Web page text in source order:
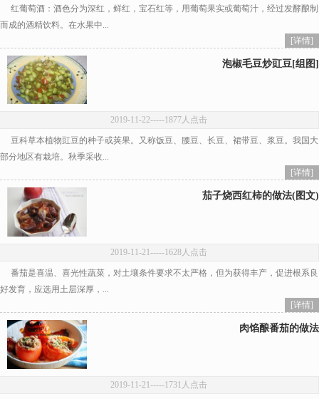
红葡萄酒：酒色分为深红，鲜红，宝石红等，用葡萄果实或葡萄汁，经过发酵酿制
而成的酒精饮料。在水果中...
[详情]
泡椒毛豆炒豇豆[组图]
2019-11-22-----1877人点击
豆科草本植物豇豆的种子或荚果。又称饭豆、腰豆、长豆、裙带豆、浆豆。我国大
部分地区有栽培。秋季采收...
[详情]
茄子烧西红柿的做法(图文)
2019-11-21-----1628人点击
番茄是喜温、喜光性蔬菜，对土壤条件要求不太严格，但为获得丰产，促进根系良
好发育，应选用土层深厚，...
[详情]
肉馅酿番茄的做法
2019-11-21-----1731人点击